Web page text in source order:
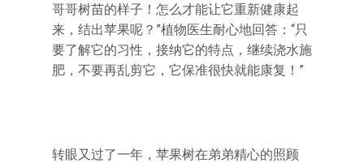
哥哥树苗的样子！怎么才能让它重新健康起
来，结出苹果呢？”植物医生耐心地回答：“只
要了解它的习性，接纳它的特点，继续浇水施
肥，不要再乱剪它，它保准很快就能康复！”
转眼又过了一年，苹果树在弟弟精心的照顾